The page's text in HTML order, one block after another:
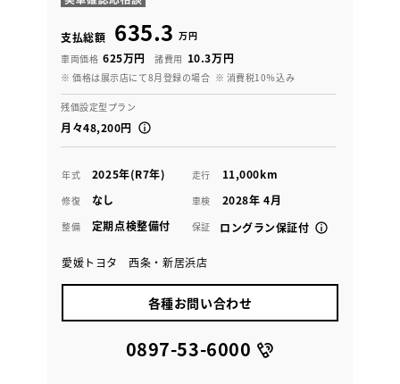
支払総額 635.3 万円
車両価格 625万円 諸費用 10.3万円
※ 価格は展示店にて8月登録の場合 ※ 消費税10％込み
残価設定型プラン
月々48,200円
年式 2025年(R7年) 走行 11,000km
修復 なし 車検 2028年 4月
整備 定期点検整備付 保証 ロングラン保証付
愛媛トヨタ 西条・新居浜店
各種お問い合わせ
0897-53-6000